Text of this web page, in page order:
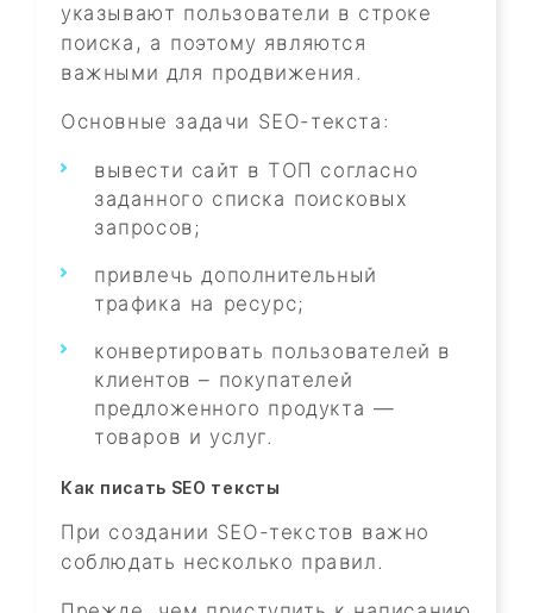
указывают пользователи в строке
поиска, а поэтому являются
важными для продвижения.
Основные задачи SEO-текста:
вывести сайт в ТОП согласно
заданного списка поисковых
запросов;
привлечь дополнительный
трафика на ресурс;
конвертировать пользователей в
клиентов – покупателей
предложенного продукта —
товаров и услуг.
Как писать SEO тексты
При создании SEO-текстов важно
соблюдать несколько правил.